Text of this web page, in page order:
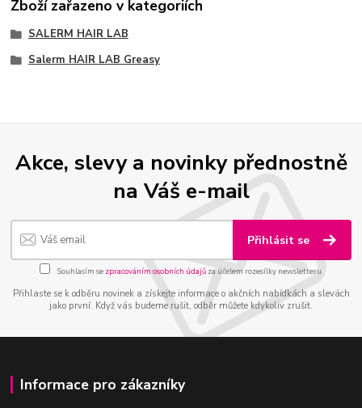
Zboží zařazeno v kategoriích
SALERM HAIR LAB
Salerm HAIR LAB Greasy
Akce, slevy a novinky přednostně
na Váš e-mail
Přihlásit se
Souhlasím se zpracováním osobních údajůza účelem rozesílky newsletteru.
Přihlaste se k odběru novinek a získejte informace o akčních nabídkách a slevách
jako první. Když vás budeme rušit, odběr můžete kdykoliv zrušit.
Informace pro zákazníky